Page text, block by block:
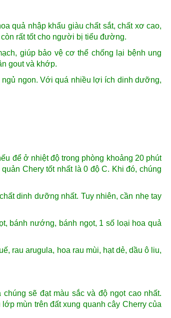
quả nhập khẩu giàu chất sắt, chất xơ cao,
rất tốt cho người bị tiểu đường.
giúp bảo vệ cơ thể chống lại bệnh ung
gout và khớp.
ngon. Với quá nhiều lợi ích dinh dưỡng,
để ở nhiệt độ trong phòng khoảng 20 phút
Chery tốt nhất là 0 độ C. Khi đó, chúng
dinh dưỡng nhất. Tuy nhiên, cần nhẹ tay
bánh nướng, bánh ngọt, 1 số loại hoa quả
rau arugula, hoa rau mùi, hạt dẻ, dầu ô liu,
sẽ đạt màu sắc và độ ngọt cao nhất.
mùn trên đất xung quanh cây Cherry của